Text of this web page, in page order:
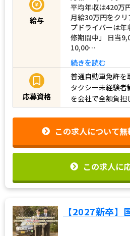
給与
平均年収は420万
月給30万円をク
プドライバーは
修期間中」 日当
10,00…
続きを読む
応募資格
普通自動車免許を
タクシー未経験
を会社で全額負担
この求人について
この求人に
【2027新卒】